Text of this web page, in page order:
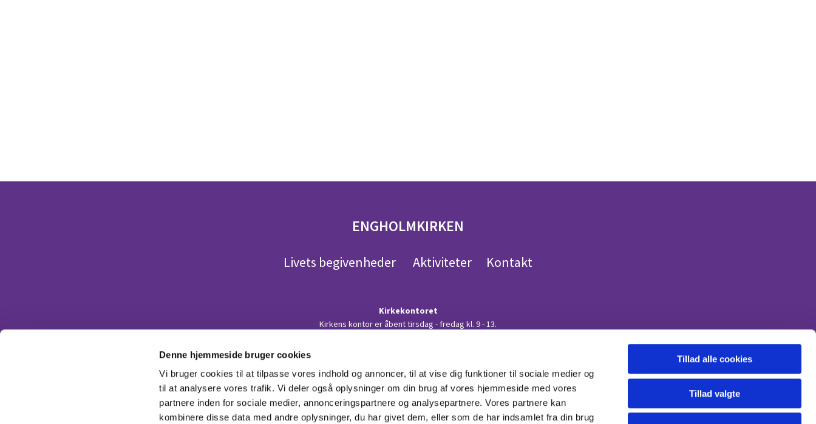
Denne hjemmeside bruger cookies
Vi bruger cookies til at tilpasse vores indhold og annoncer, til at vise dig funktioner til sociale medier og
til at analysere vores trafik. Vi deler også oplysninger om din brug af vores hjemmeside med vores
partnere inden for sociale medier, annonceringspartnere og analysepartnere. Vores partnere kan
kombinere disse data med andre oplysninger, du har givet dem, eller som de har indsamlet fra din brug
Tillad alle cookies
Tillad valgte
ENGHOLMKIRKEN
Livets begivenheder Aktiviteter Kontakt
Kirkekontoret
Kirkens kontor er åbent tirsdag - fredag kl. 9 - 13.
Dåb, vielse og begravelse: Henvendelse til en af præsterne. Se under Personerne i kirken.